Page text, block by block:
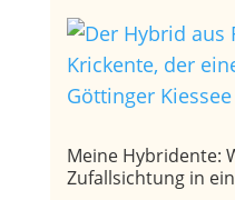
Meine Hybridente:
Zufallsichtung in